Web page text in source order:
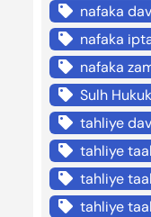
nafaka
nafaka
nafaka
Sulh
tahliye
tahliye
tahliye
tahliye